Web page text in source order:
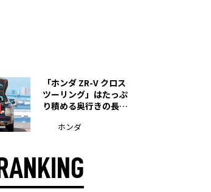
「ホンダ ZR-V クロス
ツーリング」はたっぷ
り積める奥行きの長い
ホンダ
RANKING